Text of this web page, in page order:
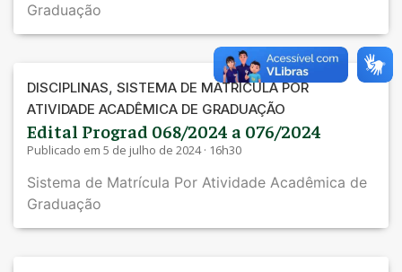
Graduação
DISCIPLINAS, SISTEMA DE MATRÍCULA POR
ATIVIDADE ACADÊMICA DE GRADUAÇÃO
Edital Prograd 068/2024 a 076/2024
Publicado em 5 de julho de 2024 · 16h30
Sistema de Matrícula Por Atividade Acadêmica de
Graduação